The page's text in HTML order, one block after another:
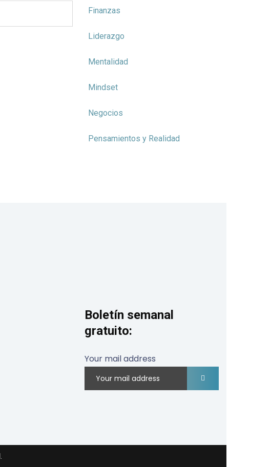
Finanzas
Liderazgo
Mentalidad
Mindset
Negocios
Pensamientos y Realidad
Boletín semanal
gratuito:
Your mail address